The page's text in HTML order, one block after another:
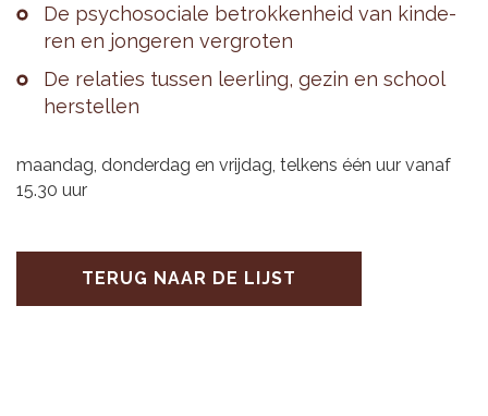
De psy­cho­so­ci­a­le be­trok­ken­heid van kin­de­
ren en jon­ge­ren ver­gro­ten
De re­la­ties tus­sen leer­ling, gezin en school
her­stel­len
maandag, donderdag en vrijdag, telkens één uur vanaf
15.30 uur
TERUG NAAR DE LIJST